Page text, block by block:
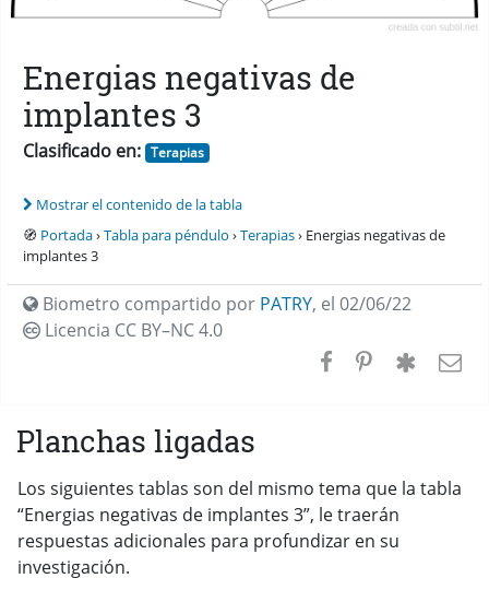
Energias negativas de
implantes 3
Clasificado en: Terapias
Mostrar el contenido de la tabla
🧭 Portada›Tabla para péndulo ›Terapias› Energias negativas de
implantes 3
Biometro compartido por PATRY, el 02/06/22
Licencia CC BY–NC 4.0
Planchas ligadas
Los siguientes tablas son del mismo tema que la tabla
“Energias negativas de implantes 3”, le traerán
respuestas adicionales para profundizar en su
investigación.